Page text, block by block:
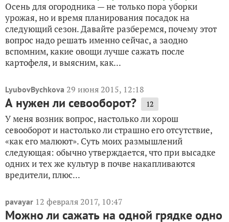
Осень для огородника — не только пора уборки
урожая, но и время планирования посадок на
следующий сезон. Давайте разберемся, почему этот
вопрос надо решать именно сейчас, а заодно
вспомним, какие овощи лучше сажать после
картофеля, и выясним, как...
LyubovBychkova 29 июня 2015, 12:18
А нужен ли севооборот? 12
У меня возник вопрос, настолько ли хорош
севооборот и настолько ли страшно его отсутствие,
«как его малюют». Суть моих размышлений
следующая: обычно утверждается, что при высадке
одних и тех же культур в почве накапливаются
вредители, плюс...
pavayar 12 февраля 2017, 10:47
Можно ли сажать на одной грядке одно